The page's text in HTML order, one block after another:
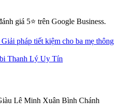
giá 5⭐ trên Google Business.
pháp tiết kiệm cho ba mẹ thông
Thanh Lý Uy Tín
Lê Minh Xuân Bình Chánh